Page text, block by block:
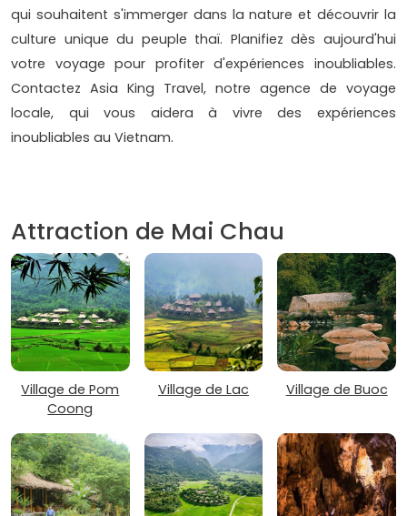
qui souhaitent s'immerger dans la nature et découvrir la
culture unique du peuple thaï. Planifiez dès aujourd'hui
votre voyage pour profiter d'expériences inoubliables.
Contactez Asia King Travel, notre agence de voyage
locale, qui vous aidera à vivre des expériences
inoubliables au Vietnam.
Attraction de Mai Chau
Village de Pom
Coong
Village de Lac Village de Buoc